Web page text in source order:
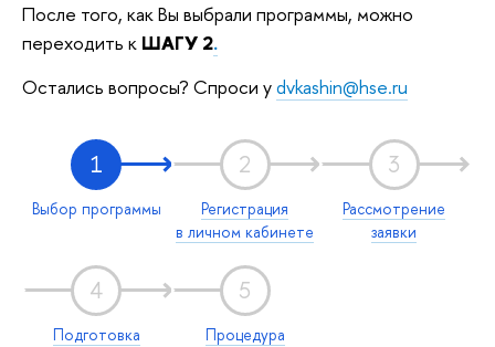
После того, как Вы выбрали программы, можно
переходить к ШАГУ 2.
Остались вопросы? Спроси уdvkashin@hse.ru
1
Выбор программы
2
Регистрация
в личном кабинете
3
Рассмотрение
заявки
4
Подготовка
5
Процедура